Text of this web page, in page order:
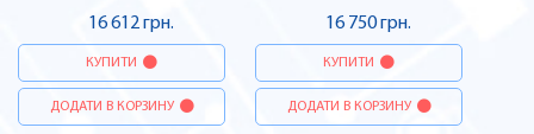
16 612 грн.
КУПИТИ
ДОДАТИ В КОРЗИНУ
16 750 грн.
КУПИТИ
ДОДАТИ В КОРЗИНУ